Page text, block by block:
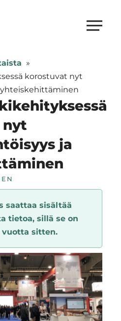
»
korostuvat nyt
nyt
ja
saattaa sisältää
tietoa, sillä se on
sitten.